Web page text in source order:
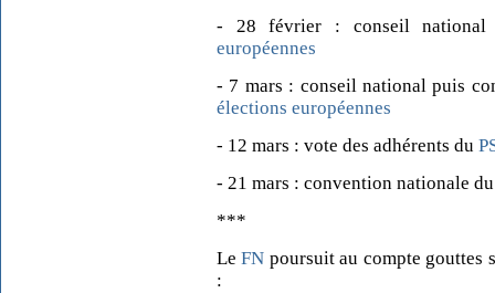
- 28 février : conseil
européennes
- 7 mars : conseil national puis
élections européennes
- 12 mars : vote des adhérents du
- 21 mars : convention nationale
***
LeFN poursuit au compte gouttes
: